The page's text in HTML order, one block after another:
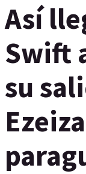
Así
Swift
su